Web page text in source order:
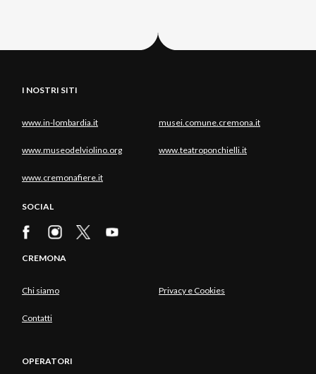
I NOSTRI SITI
www.in-lombardia.it musei.comune.cremona.it
www.museodelviolino.org www.teatroponchielli.it
www.cremonafiere.it
SOCIAL
CREMONA
Chi siamo Privacy e Cookies
Contatti
OPERATORI